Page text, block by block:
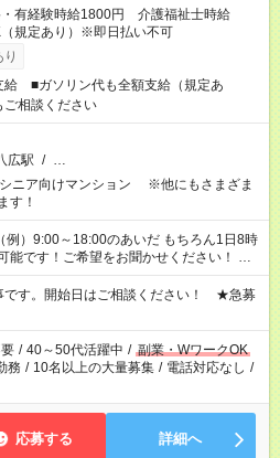
有経験時給1800円 介護福祉士時給
規定あり）※即日払い不可
給 ■ガソリン代も全額支給（規定あ
相談ください
広駅 / …
シニア向けマンション ※他にもさまざま
す！
）9:00～18:00のあいだ もちろん1日8時
能です！ご希望をお聞かせください！ ★
必要な場合も遠慮なくご相談ください。
勤務が必要です
です。開始日はご相談ください！ ★急募
/ 40～50代活躍中 / 副業・WワークOK
務 / 10名以上の大量募集 / 電話対応なし /
応募する 詳細へ